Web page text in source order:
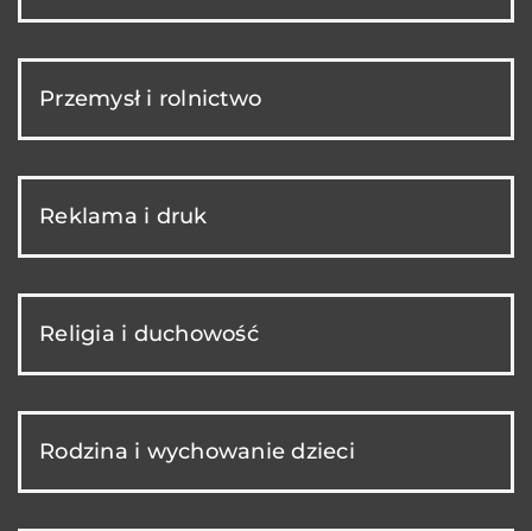
Przemysł i rolnictwo
Reklama i druk
Religia i duchowość
Rodzina i wychowanie dzieci